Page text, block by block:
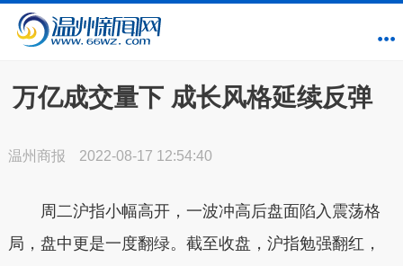
万亿成交量下 成长风格延续反弹
温州商报 2022-08-17 12:54:40
周二沪指小幅高开，一波冲高后盘面陷入震荡格
局，盘中更是一度翻绿。截至收盘，沪指勉强翻红，